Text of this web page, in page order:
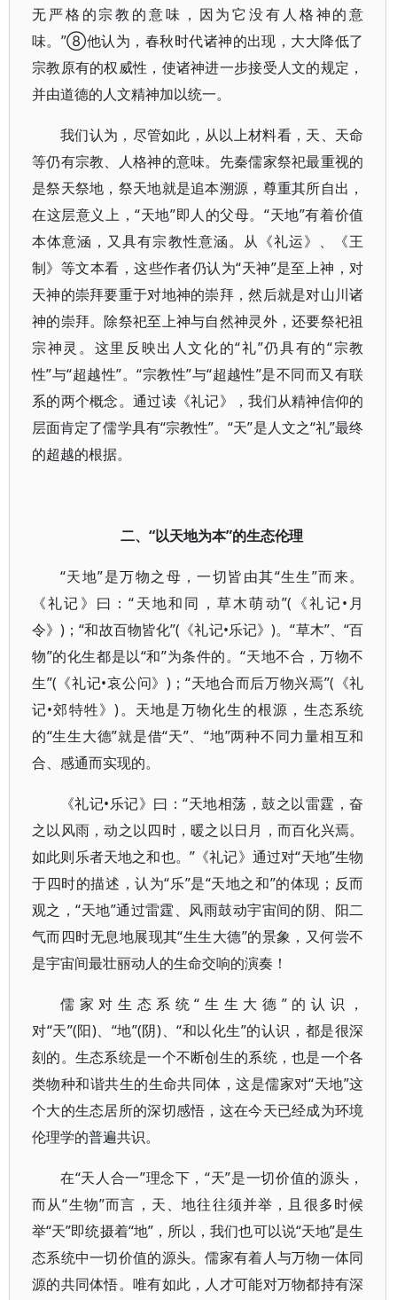
无严格的宗教的意味，因为它没有人格神的意
味。”⑧他认为，春秋时代诸神的出现，大大降低了
宗教原有的权威性，使诸神进一步接受人文的规定，
并由道德的人文精神加以统一。
我们认为，尽管如此，从以上材料看，天、天命
等仍有宗教、人格神的意味。先秦儒家祭祀最重视的
是祭天祭地，祭天地就是追本溯源，尊重其所自出，
在这层意义上，“天地”即人的父母。“天地”有着价值
本体意涵，又具有宗教性意涵。从《礼运》、《王
制》等文本看，这些作者仍认为“天神”是至上神，对
天神的崇拜要重于对地神的崇拜，然后就是对山川诸
神的崇拜。除祭祀至上神与自然神灵外，还要祭祀祖
宗神灵。这里反映出人文化的“礼”仍具有的“宗教
性”与“超越性”。“宗教性”与“超越性”是不同而又有联
系的两个概念。通过读《礼记》，我们从精神信仰的
层面肯定了儒学具有“宗教性”。“天”是人文之“礼”最终
的超越的根据。
二、“以天地为本”的生态伦理
“天地”是万物之母，一切皆由其“生生”而来。
《礼记》曰：“天地和同，草木萌动”(《礼记•月
令》)；“和故百物皆化”(《礼记•乐记》)。“草木”、“百
物”的化生都是以“和”为条件的。“天地不合，万物不
生”(《礼记•哀公问》)；“天地合而后万物兴焉”(《礼
记•郊特牲》)。天地是万物化生的根源，生态系统
的“生生大德”就是借“天”、“地”两种不同力量相互和
合、感通而实现的。
《礼记•乐记》曰：“天地相荡，鼓之以雷霆，奋
之以风雨，动之以四时，暖之以日月，而百化兴焉。
如此则乐者天地之和也。”《礼记》通过对“天地”生物
于四时的描述，认为“乐”是“天地之和”的体现；反而
观之，“天地”通过雷霆、风雨鼓动宇宙间的阴、阳二
气而四时无息地展现其“生生大德”的景象，又何尝不
是宇宙间最壮丽动人的生命交响的演奏！
儒家对生态系统“生生大德”的认识，
对“天”(阳)、“地”(阴)、“和以化生”的认识，都是很深
刻的。生态系统是一个不断创生的系统，也是一个各
类物种和谐共生的生命共同体，这是儒家对“天地”这
个大的生态居所的深切感悟，这在今天已经成为环境
伦理学的普遍共识。
在“天人合一”理念下，“天”是一切价值的源头，
而从“生物”而言，天、地往往须并举，且很多时候
举“天”即统摄着“地”，所以，我们也可以说“天地”是生
态系统中一切价值的源头。儒家有着人与万物一体同
源的共同体悟。唯有如此，人才可能对万物都持有深